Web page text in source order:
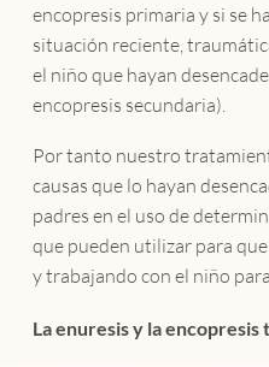
encopresis primaria y si se
situación reciente,
el niño que hayan
encopresis secundaria).
Por tanto nuestro
causas que lo hayan
padres en el uso de
que pueden utilizar para
y trabajando con el niño
La enuresis y la